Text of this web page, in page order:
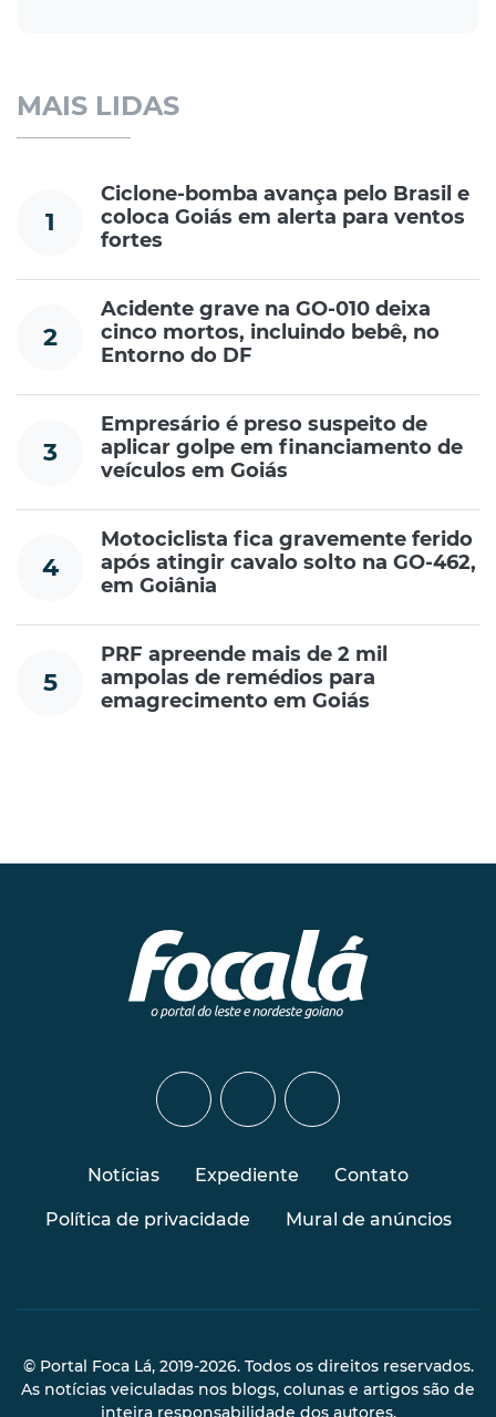
MAIS LIDAS
1
Ciclone-bomba avança pelo Brasil e
coloca Goiás em alerta para ventos
fortes
2
Acidente grave na GO-010 deixa
cinco mortos, incluindo bebê, no
Entorno do DF
3
Empresário é preso suspeito de
aplicar golpe em financiamento de
veículos em Goiás
4
Motociclista fica gravemente ferido
após atingir cavalo solto na GO-462,
em Goiânia
5
PRF apreende mais de 2 mil
ampolas de remédios para
emagrecimento em Goiás
Notícias Expediente Contato
Política de privacidade Mural de anúncios
© Portal Foca Lá, 2019-2026. Todos os direitos reservados.
As notícias veiculadas nos blogs, colunas e artigos são de